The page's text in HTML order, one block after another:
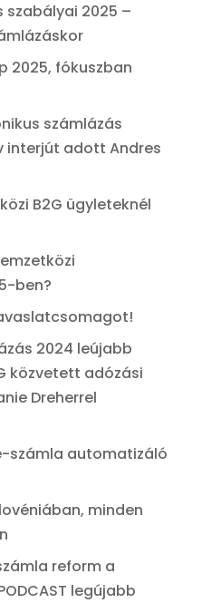
szabályai 2025 –
2025, fókuszban
számlázás
interjút adott Andres
B2G ügyleteknél
ben?
2024 leújabb
közvetett adózási
Dreherrel
számla automatizáló
minden
reform a
PODCAST legújabb